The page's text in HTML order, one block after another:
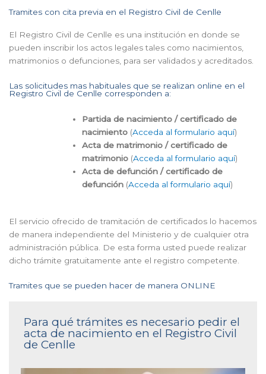
Tramites con cita previa en el Registro Civil de Cenlle
El Registro Civil de Cenlle es una institución en donde se
pueden inscribir los actos legales tales como nacimientos,
matrimonios o defunciones, para ser validados y acreditados.
Las solicitudes mas habituales que se realizan online en el
Registro Civil de Cenlle corresponden a:
Partida de nacimiento / certificado de
nacimiento (Acceda al formulario aquí)
Acta de matrimonio / certificado de
matrimonio (Acceda al formulario aquí)
Acta de defunción / certificado de
defunción (Acceda al formulario aquí)
El servicio ofrecido de tramitación de certificados lo hacemos
de manera independiente del Ministerio y de cualquier otra
administración pública. De esta forma usted puede realizar
dicho trámite gratuitamente ante el registro competente.
Tramites que se pueden hacer de manera ONLINE
Para qué trámites es necesario pedir el
acta de nacimiento en el Registro Civil
de Cenlle